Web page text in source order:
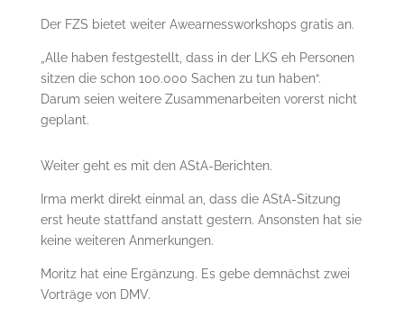
Der FZS bietet weiter Awearnessworkshops gratis an.
„Alle haben festgestellt, dass in der LKS eh Personen
sitzen die schon 100.000 Sachen zu tun haben“.
Darum seien weitere Zusammenarbeiten vorerst nicht
geplant.
Weiter geht es mit den AStA-Berichten.
Irma merkt direkt einmal an, dass die AStA-Sitzung
erst heute stattfand anstatt gestern. Ansonsten hat sie
keine weiteren Anmerkungen.
Moritz hat eine Ergänzung. Es gebe demnächst zwei
Vorträge von DMV.